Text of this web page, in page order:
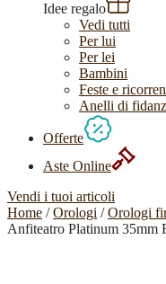
Idee regalo
Vedi tutti
Per lui
Per lei
Bambini
Feste e
Anelli di
Offerte
Aste Online
Vendi i tuoi articoli
Home /Orologi /Orologi
Anfiteatro Platinum 35mm